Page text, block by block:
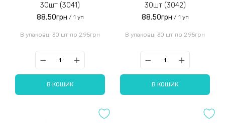
30шт (3041)
88.50грн / 1 уп
В упаковці 30 шт по 2.95грн
В КОШИК
30шт (3042)
88.50грн / 1 уп
В упаковці 30 шт по 2.95грн
В КОШИК